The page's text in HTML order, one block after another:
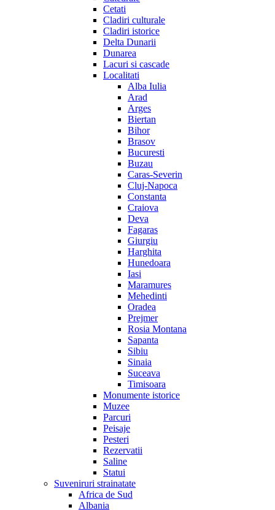
Cetati
Cladiri culturale
Cladiri istorice
Delta Dunarii
Dunarea
Lacuri si cascade
Localitati
Alba Iulia
Arad
Arges
Biertan
Bihor
Brasov
Bucuresti
Buzau
Caras-Severin
Cluj-Napoca
Constanta
Craiova
Deva
Fagaras
Giurgiu
Harghita
Hunedoara
Iasi
Maramures
Mehedinti
Oradea
Prejmer
Rosia Montana
Sapanta
Sibiu
Sinaia
Suceava
Timisoara
Monumente istorice
Muzee
Parcuri
Peisaje
Pesteri
Rezervatii
Saline
Statui
Suveniruri strainatate
Africa de Sud
Albania